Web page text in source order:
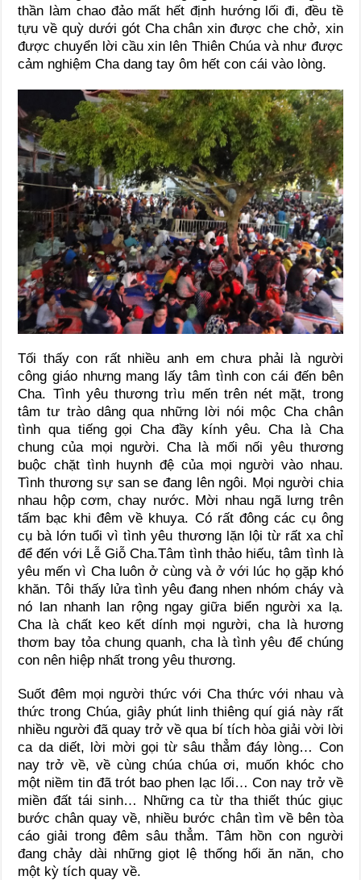
thần làm chao đảo mất hết định hướng lối đi, đều tề
tựu về quỳ dưới gót Cha chân xin được che chở, xin
được chuyển lời cầu xin lên Thiên Chúa và như được
cảm nghiệm Cha dang tay ôm hết con cái vào lòng.
Tối thấy con rất nhiều anh em chưa phải là người
công giáo nhưng mang lấy tâm tình con cái đến bên
Cha. Tình yêu thương trìu mến trên nét mặt, trong
tâm tư trào dâng qua những lời nói mộc Cha chân
tình qua tiếng gọi Cha đầy kính yêu. Cha là Cha
chung của mọi người. Cha là mối nối yêu thương
buộc chặt tình huynh đệ của mọi người vào nhau.
Tình thương sự san se đang lên ngôi. Mọi người chia
nhau hộp cơm, chay nước. Mời nhau ngã lưng trên
tấm bạc khi đêm về khuya. Có rất đông các cụ ông
cụ bà lớn tuổi vì tình yêu thương lặn lội từ rất xa chỉ
để đến với Lễ Giỗ Cha.Tâm tình thảo hiếu, tâm tình là
yêu mến vì Cha luôn ở cùng và ở với lúc họ gặp khó
khăn. Tôi thấy lửa tình yêu đang nhen nhóm cháy và
nó lan nhanh lan rộng ngay giữa biển người xa lạ.
Cha là chất keo kết dính mọi người, cha là hương
thơm bay tỏa chung quanh, cha là tình yêu để chúng
con nên hiệp nhất trong yêu thương.
Suốt đêm mọi người thức với Cha thức với nhau và
thức trong Chúa, giây phút linh thiêng quí giá này rất
nhiều người đã quay trở về qua bí tích hòa giải vời lời
ca da diết, lời mời gọi từ sâu thẳm đáy lòng… Con
nay trở về, về cùng chúa chúa ơi, muốn khóc cho
một niềm tin đã trót bao phen lạc lối… Con nay trở về
miền đất tái sinh… Những ca từ tha thiết thúc giục
bước chân quay về, nhiều bước chân tìm về bên tòa
cáo giải trong đêm sâu thẳm. Tâm hồn con người
đang chảy dài những giọt lệ thống hối ăn năn, cho
một kỳ tích quay về.